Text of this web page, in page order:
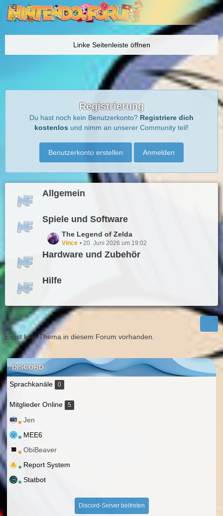
Registrierung
Du hast noch kein Benutzerkonto? Registriere dich
kostenlos und nimm an unserer Community teil!
Benutzerkonto erstellen Anmelden
Allgemein
Spiele und Software
t
e
i
t
r
ä
e
The Legend of Zelda
Vince 20. Juni 2026 um 19:02
Hardware und Zubehör
Hilfe
Es ist kein Thema in diesem Forum vorhanden.
DISCORD
Sprachkanäle 0
Mitglieder Online 5
Jen
MEE6
ObiBeaver
Report System
Statbot
Discord-Server beitreten